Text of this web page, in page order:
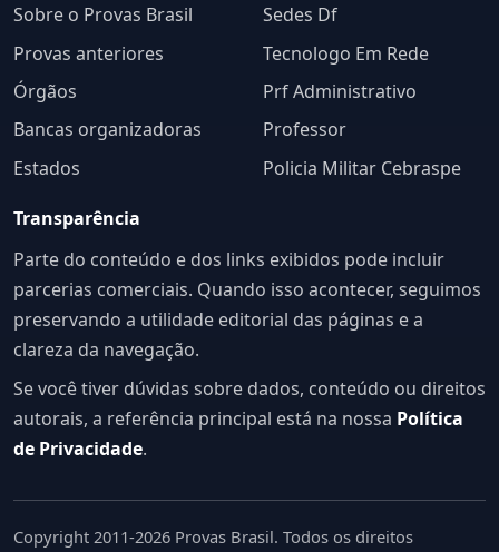
Sobre o Provas Brasil
Provas anteriores
Órgãos
Bancas organizadoras
Estados
Sedes Df
Tecnologo Em Rede
Prf Administrativo
Professor
Policia Militar Cebraspe
Transparência
Parte do conteúdo e dos links exibidos pode incluir
parcerias comerciais. Quando isso acontecer, seguimos
preservando a utilidade editorial das páginas e a
clareza da navegação.
Se você tiver dúvidas sobre dados, conteúdo ou direitos
autorais, a referência principal está na nossa Política
de Privacidade.
Copyright 2011-2026 Provas Brasil. Todos os direitos